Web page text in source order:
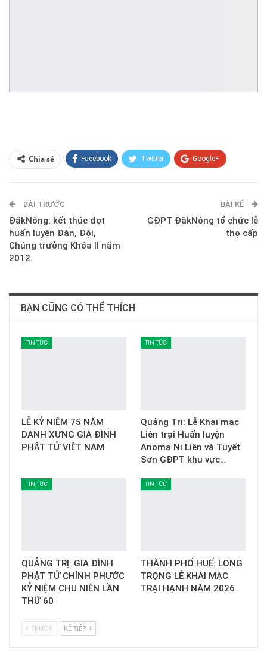
Chia sẻ Facebook Twitter Google+
E-mail
BÀI TRƯỚC
ĐăkNông: kết thúc đợt
huấn luyện Đàn, Đội,
Chúng trưởng Khóa II năm
2012.
BÀI KẾ
GĐPT ĐăkNông tổ chức lễ
thọ cấp
BẠN CŨNG CÓ THỂ THÍCH
TIN TỨC
LỄ KỶ NIỆM 75 NĂM
DANH XƯNG GIA ĐÌNH
PHẬT TỬ VIỆT NAM
TIN TỨC
Quảng Trị: Lễ Khai mạc
Liên trại Huấn luyện
Anoma Ni Liên và Tuyết
Sơn GĐPT khu vực…
TIN TỨC
QUẢNG TRỊ: GIA ĐÌNH
PHẬT TỬ CHÍNH PHƯỚC
KỶ NIỆM CHU NIÊN LẦN
THỨ 60
TIN TỨC
THÀNH PHỐ HUẾ: LONG
TRỌNG LỄ KHAI MẠC
TRẠI HẠNH NĂM 2026
TRƯỚC KẾ TIẾP